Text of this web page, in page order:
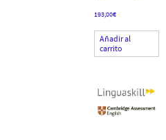
193,00€
Añadir al
carrito